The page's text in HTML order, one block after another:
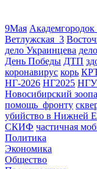
9Мая Академгородок
Ветлужская_3
дело Украинцева
День Победы ДТП
коронавирус корь
НГ-2026 НГ2025 НГУ
Новосибирский
помощь_фронту
убийство в Нижней
СКИФ частичная
Политика
Экономика
Общество